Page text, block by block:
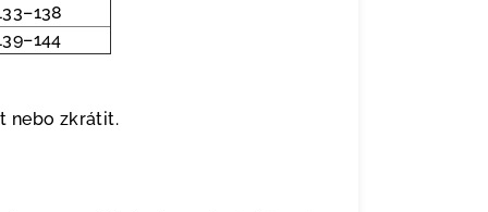
nebo zkrátit.